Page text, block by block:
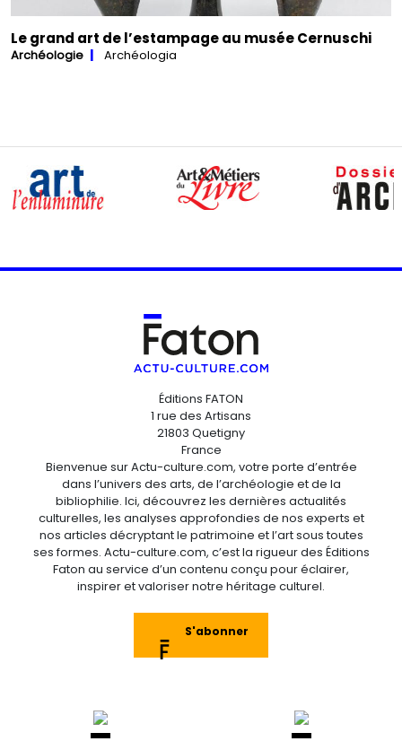
Le grand art de l’estampage au musée Cernuschi
Archéologie Archéologia
Éditions FATON
1 rue des Artisans
21803 Quetigny
France
Bienvenue sur Actu-culture.com, votre porte d’entrée
dans l’univers des arts, de l’archéologie et de la
bibliophilie. Ici, découvrez les dernières actualités
culturelles, les analyses approfondies de nos experts et
nos articles décryptant le patrimoine et l’art sous toutes
ses formes. Actu-culture.com, c’est la rigueur des Éditions
Faton au service d’un contenu conçu pour éclairer,
inspirer et valoriser notre héritage culturel.
S'abonner